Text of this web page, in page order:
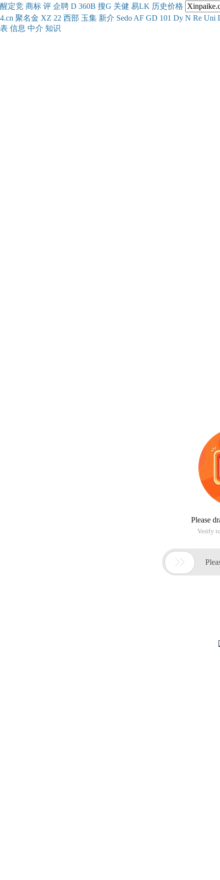
醒定竞 商标 评 企聘 D 360B 搜G 关健 易LK 历史价格
4.cn 聚名金 XZ 22 西部 玉集 新介 Sedo AF GD 101 Dy N Re Uni
表 信息 中介 知识